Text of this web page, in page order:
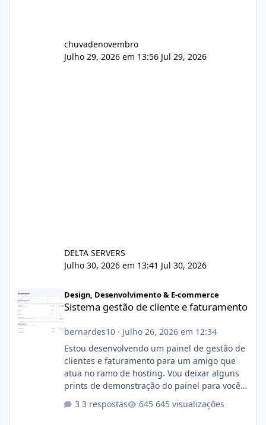
chuvadenovembro
Julho 29, 2026 em 13:56 Jul 29, 2026
DELTA SERVERS
Julho 30, 2026 em 13:41 Jul 30, 2026
Design, Desenvolvimento & E-commerce
Sistema gestão de cliente e faturamento
bernardes10· Julho 26, 2026 em 12:34
Estou desenvolvendo um painel de gestão de
clientes e faturamento para um amigo que
atua no ramo de hosting. Vou deixar alguns
prints de demonstração do painel para vocês
darem a opinião de vocês. O sistema já está
com cerca de 80% concluído e conta com
3 respostas 645 visualizações